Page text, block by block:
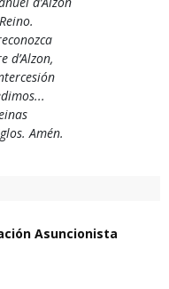
d’Alzon,
Amén.
Asuncionista